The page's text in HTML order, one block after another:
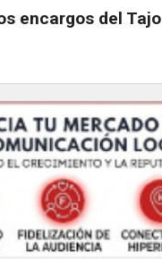
encargos del Tajo